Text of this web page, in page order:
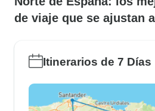
de viaje que se ajustan
Itinerarios de 7 Días